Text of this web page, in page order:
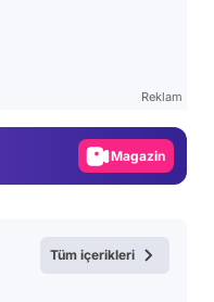
Reklam
Magazin
Tüm içerikleri